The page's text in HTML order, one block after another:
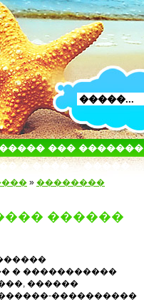
��� �������
� ���� �����
» ��������
������
� �����������
������
����������